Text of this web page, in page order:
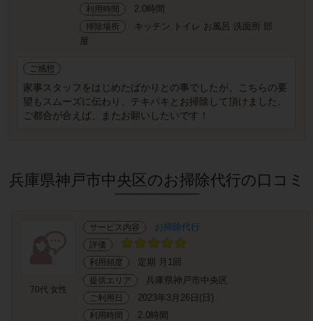
利用時間 2.0時間
掃除場所
キッチン トイレ お風呂 洗面所 部
屋
ご感想
家事スタッフをはじめたばかりとの事でしたが、こちらの要
望もスムーズに伝わり、テキパキとお掃除して頂けました。
ご都合が合えば、またお願いしたいです！
兵庫県神戸市中央区のお掃除代行の口コミ
70代 女性
サービス内容 お掃除代行
評価
利用頻度
定期 月1回
提供エリア 兵庫県神戸市中央区
ご利用日 2023年3月26日(日)
利用時間 2.0時間